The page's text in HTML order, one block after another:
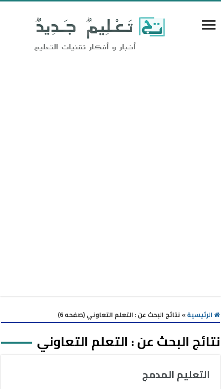
الرئيسية» نتائج البحث عن : التعلم التعاوني (صفحه 6)
نتائج البحث عن :التعلم التعاوني
التعليم المدمج